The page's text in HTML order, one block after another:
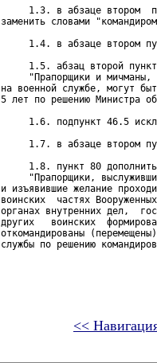
1.3. в абзаце втором
заменить словами
1.4. в абзаце втором
1.5. абзац второй
"Прапорщики и мичманы,
на военной службе, могут
5 лет по решению Министра
1.6. подпункт 46.5
1.7. в абзаце втором
1.8. пункт 80
"Прапорщики,
и изъявившие желание
воинских  частях
органах внутренних дел,
других   воинских
откомандированы
службы по решению
<<